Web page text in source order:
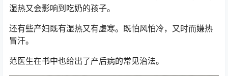
湿热又会影响到吃奶的孩子。
还有些产妇既有湿热又有虚寒。既怕风怕冷，又时而嫌热
冒汗。
范医生在书中也给出了产后病的常见治法。